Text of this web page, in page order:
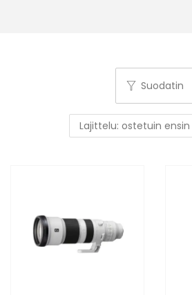
Suodatin